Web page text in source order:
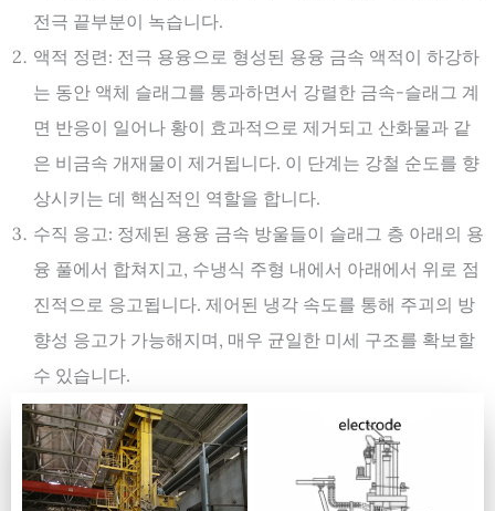
전극 끝부분이 녹습니다.
액적 정련: 전극 용융으로 형성된 용융 금속 액적이 하강하
는 동안 액체 슬래그를 통과하면서 강렬한 금속-슬래그 계
면 반응이 일어나 황이 효과적으로 제거되고 산화물과 같
은 비금속 개재물이 제거됩니다. 이 단계는 강철 순도를 향
상시키는 데 핵심적인 역할을 합니다.
수직 응고: 정제된 용융 금속 방울들이 슬래그 층 아래의 용
융 풀에서 합쳐지고, 수냉식 주형 내에서 아래에서 위로 점
진적으로 응고됩니다. 제어된 냉각 속도를 통해 주괴의 방
향성 응고가 가능해지며, 매우 균일한 미세 구조를 확보할
수 있습니다.